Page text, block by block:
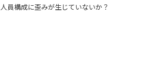
人員構成に歪みが生じていないか？